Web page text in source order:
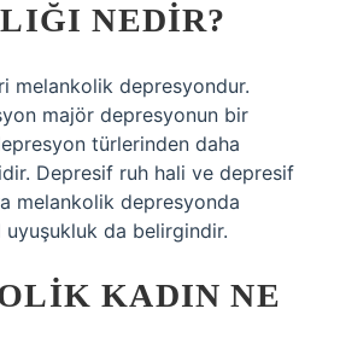
NEDIR?
melankolik depresyondur.
majör depresyonun bir
türlerinden daha
Depresif ruh hali ve depresif
melankolik depresyonda
da belirgindir.
KADIN NE